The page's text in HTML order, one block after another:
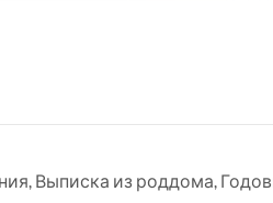
,Выписка из роддома,